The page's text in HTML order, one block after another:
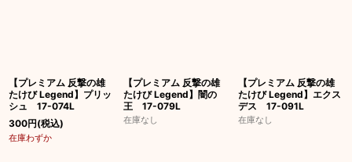
【プレミアム 反撃の雄
たけび Legend】プリッ
シュ 17-074L
300円(税込)
在庫わずか
【プレミアム 反撃の雄
たけび Legend】闇の
王 17-079L
在庫なし
【プレミアム 反撃の雄
たけび Legend】エクス
デス 17-091L
在庫なし